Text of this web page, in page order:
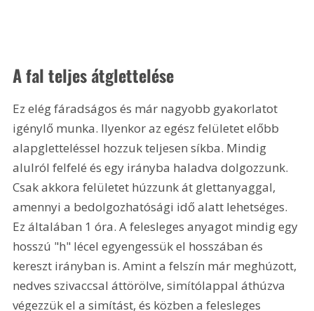
A fal teljes átglettelése
Ez elég fáradságos és már nagyobb gyakorlatot
igénylő munka. Ilyenkor az egész felületet előbb
alapgletteléssel hozzuk teljesen síkba. Mindig
alulról felfelé és egy irányba haladva dolgozzunk.
Csak akkora felületet húzzunk át glettanyaggal,
amennyi a bedolgozhatósági idő alatt lehetséges.
Ez általában 1 óra. A felesleges anyagot mindig egy
hosszú "h" lécel egyengessük el hosszában és
kereszt irányban is. Amint a felszín már meghúzott,
nedves szivaccsal áttörölve, simítólappal áthúzva
végezzük el a simítást, és közben a felesleges